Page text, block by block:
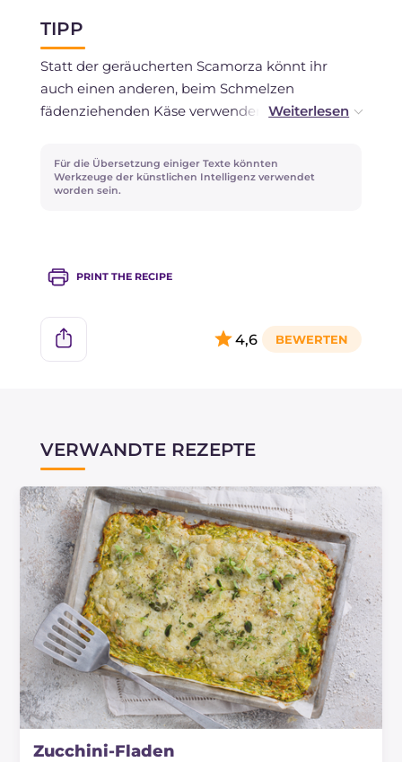
TIPP
Statt der geräucherten Scamorza könnt ihr
auch einen anderen, beim Schmelzen
fädenziehenden Käse verwenden. Mozzarella ist
Wasser abgeben könnte.
Für die Übersetzung einiger Texte könnten
Werkzeuge der künstlichen Intelligenz verwendet
worden sein.
PRINT THE RECIPE
4,6
VERWANDTE REZEPTE
Zucchini-Fladen